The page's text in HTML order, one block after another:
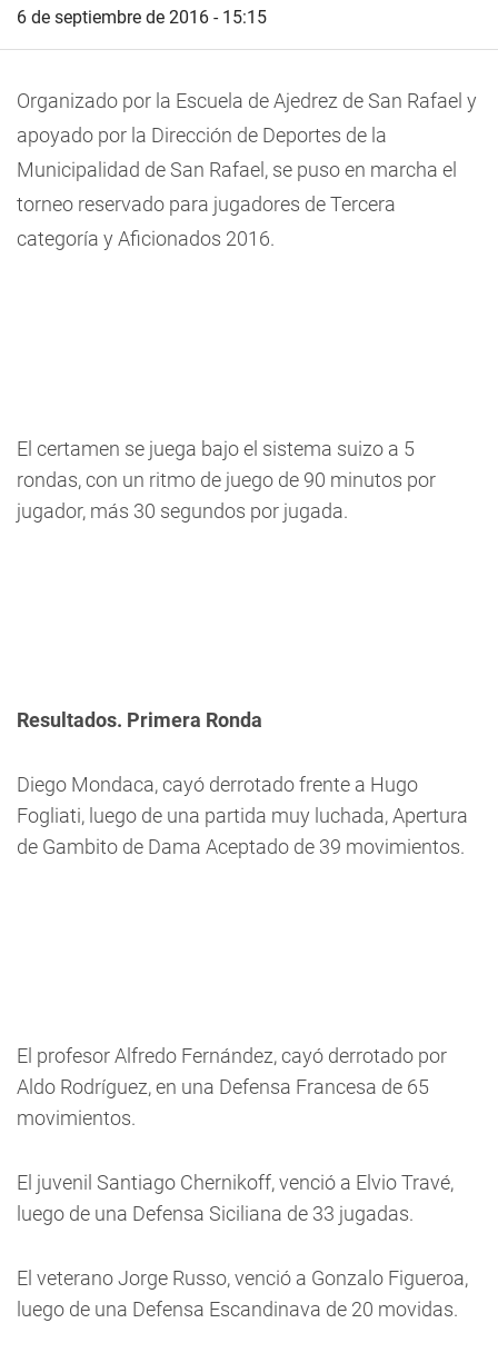
6 de septiembre de 2016 - 15:15
Organizado por la Escuela de Ajedrez de San Rafael y
apoyado por la Dirección de Deportes de la
Municipalidad de San Rafael, se puso en marcha el
torneo reservado para jugadores de Tercera
categoría y Aficionados 2016.
El certamen se juega bajo el sistema suizo a 5
rondas, con un ritmo de juego de 90 minutos por
jugador, más 30 segundos por jugada.
Resultados. Primera Ronda
Diego Mondaca, cayó derrotado frente a Hugo
Fogliati, luego de una partida muy luchada, Apertura
de Gambito de Dama Aceptado de 39 movimientos.
El profesor Alfredo Fernández, cayó derrotado por
Aldo Rodríguez, en una Defensa Francesa de 65
movimientos.
El juvenil Santiago Chernikoff, venció a Elvio Travé,
luego de una Defensa Siciliana de 33 jugadas.
El veterano Jorge Russo, venció a Gonzalo Figueroa,
luego de una Defensa Escandinava de 20 movidas.